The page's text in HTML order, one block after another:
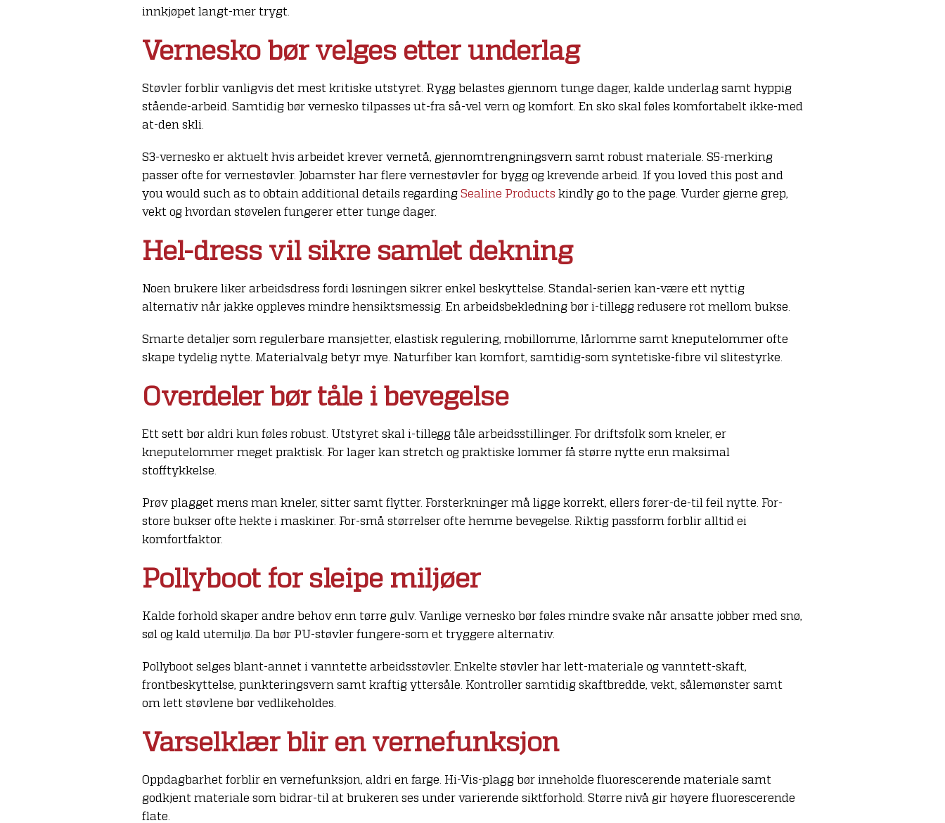
innkjøpet langt-mer trygt.
Vernesko bør velges etter underlag
Støvler forblir vanligvis det mest kritiske utstyret. Rygg belastes gjennom tunge dager, kalde underlag samt hyppig
stående-arbeid. Samtidig bør vernesko tilpasses ut-fra så-vel vern og komfort. En sko skal føles komfortabelt ikke-med
at-den skli.
S3-vernesko er aktuelt hvis arbeidet krever vernetå, gjennomtrengningsvern samt robust materiale. S5-merking
passer ofte for vernestøvler. Jobamster har flere vernestøvler for bygg og krevende arbeid. If you loved this post and
you would such as to obtain additional details regarding Sealine Products kindly go to the page. Vurder gjerne grep,
vekt og hvordan støvelen fungerer etter tunge dager.
Hel-dress vil sikre samlet dekning
Noen brukere liker arbeidsdress fordi løsningen sikrer enkel beskyttelse. Standal-serien kan-være ett nyttig
alternativ når jakke oppleves mindre hensiktsmessig. En arbeidsbekledning bør i-tillegg redusere rot mellom bukse.
Smarte detaljer som regulerbare mansjetter, elastisk regulering, mobillomme, lårlomme samt kneputelommer ofte
skape tydelig nytte. Materialvalg betyr mye. Naturfiber kan komfort, samtidig-som syntetiske-fibre vil slitestyrke.
Overdeler bør tåle i bevegelse
Ett sett bør aldri kun føles robust. Utstyret skal i-tillegg tåle arbeidsstillinger. For driftsfolk som kneler, er
kneputelommer meget praktisk. For lager kan stretch og praktiske lommer få større nytte enn maksimal
stofftykkelse.
Prøv plagget mens man kneler, sitter samt flytter. Forsterkninger må ligge korrekt, ellers fører-de-til feil nytte. For-
store bukser ofte hekte i maskiner. For-små størrelser ofte hemme bevegelse. Riktig passform forblir alltid ei
komfortfaktor.
Pollyboot for sleipe miljøer
Kalde forhold skaper andre behov enn tørre gulv. Vanlige vernesko bør føles mindre svake når ansatte jobber med snø,
søl og kald utemiljø. Da bør PU-støvler fungere-som et tryggere alternativ.
Pollyboot selges blant-annet i vanntette arbeidsstøvler. Enkelte støvler har lett-materiale og vanntett-skaft,
frontbeskyttelse, punkteringsvern samt kraftig yttersåle. Kontroller samtidig skaftbredde, vekt, sålemønster samt
om lett støvlene bør vedlikeholdes.
Varselklær blir en vernefunksjon
Oppdagbarhet forblir en vernefunksjon, aldri en farge. Hi-Vis-plagg bør inneholde fluorescerende materiale samt
godkjent materiale som bidrar-til at brukeren ses under varierende siktforhold. Større nivå gir høyere fluorescerende
flate.